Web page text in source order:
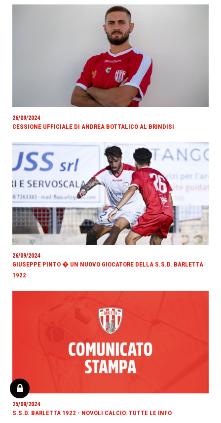
26/09/2024
CESSIONE UFFICIALE DI ANDREA BOTTALICO AL BRINDISI
26/09/2024
GIUSEPPE PINTO � UN NUOVO GIOCATORE DELLA S.S.D. BARLETTA
1922
25/09/2024
S.S.D. BARLETTA 1922 - NOVOLI CALCIO: TUTTE LE INFO